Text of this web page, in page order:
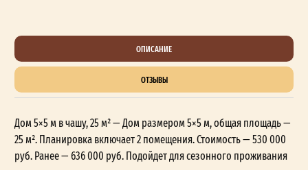
ОПИСАНИЕ
ОТЗЫВЫ
Дом 5×5 м в чашу, 25 м² — Дом размером 5×5 м, общая площадь —
25 м². Планировка включает 2 помещения. Стоимость — 530 000
руб. Ранее — 636 000 руб. Подойдет для сезонного проживания